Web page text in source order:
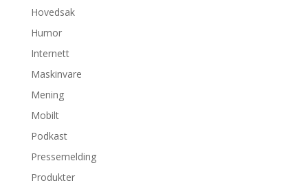
Hovedsak
Humor
Internett
Maskinvare
Mening
Mobilt
Podkast
Pressemelding
Produkter